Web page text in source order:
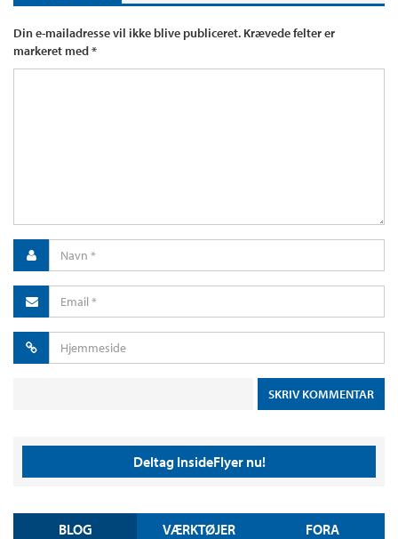
Din e-mailadresse vil ikke blive publiceret. Krævede felter er
markeret med*
Deltag InsideFlyer nu!
BLOG VÆRKTØJER FORA